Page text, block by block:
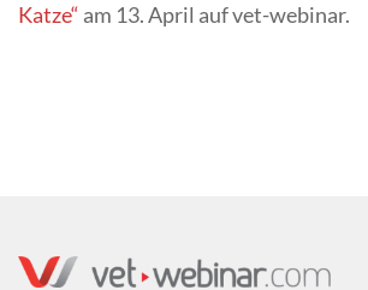
Katze“ am 13. April auf vet-webinar.